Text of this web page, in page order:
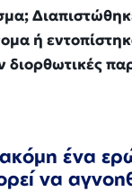
ή
διορθωτικές
ακόμη ένα
να